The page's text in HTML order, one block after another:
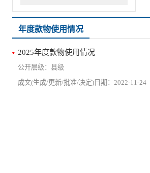
年度款物使用情况
2025年度款物使用情况
县级
2022-11-24